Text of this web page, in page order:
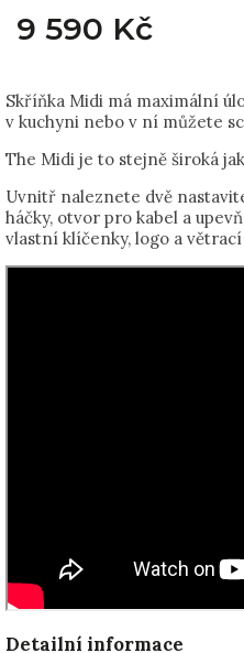
9 590 Kč
Skříňka Midi má maximální
v kuchyni nebo v ní můžete
The Midi je to stejně široká
Uvnitř naleznete dvě
háčky, otvor pro kabel a
vlastní klíčenky, logo a
Detailní informace